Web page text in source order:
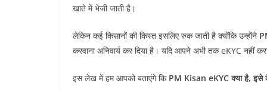
खाते में भेजी जाती है।
लेकिन कई किसानों की किस्त इसलिए रुक जाती है क्योंकि उन्होंने
करवाना अनिवार्य कर दिया है। यदि आपने अभी तक eKYC नहीं
इस लेख में हम आपको बताएंगे कि PM Kisan eKYC क्या है, इसे